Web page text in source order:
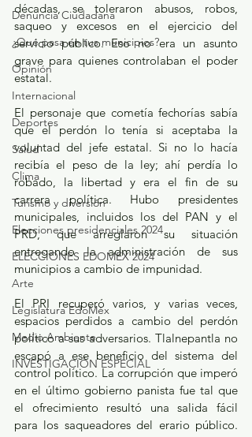
Denuncia Ciudadana
¿Qué pasa en tus municipios?
Opinión
Internacional
Deportes
Salud
Clima
Turismo y diversión
Elecciones presidenciales 2024
ELECCIONES EDOMEX 2024
Arte
Legislatura EdoMéx
Medio Ambiente
INVESTIGACIÓN ESPECIAL
décadas, se toleraron abusos, robos,
saqueo y excesos en el ejercicio del
servicio público. Eso no era un asunto
grave para quienes controlaban el poder
estatal.
El personaje que cometía fechorías sabía
que el perdón lo tenía si aceptaba la
voluntad del jefe estatal. Si no lo hacía
recibía el peso de la ley; ahí perdía lo
robado, la libertad y era el fin de su
carrera política. Hubo presidentes
municipales, incluidos los del PAN y el
PRD, que arreglaron su situación
entregando la administración de sus
municipios a cambio de impunidad.
El PRI recuperó varios, y varias veces,
espacios perdidos a cambio del perdón
político a sus adversarios. Tlalnepantla no
escapó a ese beneficio del sistema del
control político. La corrupción que imperó
en el último gobierno panista fue tal que
el ofrecimiento resultó una salida fácil
para los saqueadores del erario público.